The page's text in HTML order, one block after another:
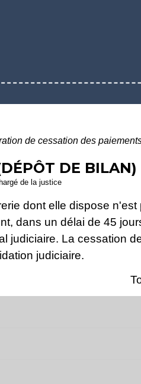
de cessation des
DE BILAN)
de la justice
dont elle dispose
dans un délai de 45
judiciaire. La cessation
judiciaire.